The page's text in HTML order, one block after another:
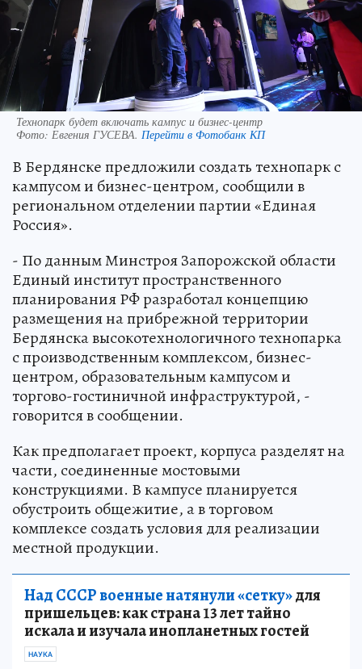
Технопарк будет включать кампус и бизнес-центр
Фото: Евгения ГУСЕВА. Перейти в Фотобанк КП
В Бердянске предложили создать технопарк с
кампусом и бизнес-центром, сообщили в
региональном отделении партии «Единая
Россия».
- По данным Минстроя Запорожской области
Единый институт пространственного
планирования РФ разработал концепцию
размещения на прибрежной территории
Бердянска высокотехнологичного технопарка
с производственным комплексом, бизнес-
центром, образовательным кампусом и
торгово-гостиничной инфраструктурой, -
говорится в сообщении.
Как предполагает проект, корпуса разделят на
части, соединенные мостовыми
конструкциями. В кампусе планируется
обустроить общежитие, а в торговом
комплексе создать условия для реализации
местной продукции.
Над СССР военные натянули «сетку»для
пришельцев: как страна 13 лет тайно
искала и изучала инопланетных гостей
НАУКА